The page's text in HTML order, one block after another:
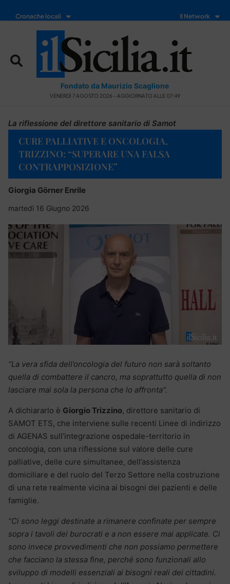
Cronache locali Il Network
Fondato da Maurizio Scaglione
VENERDÌ 7 AGOSTO 2026 - AGGIORNATO ALLE 07:49
La riflessione del direttore sanitario di Samot
CURE PALLIATIVE E ONCOLOGIA,
TRIZZINO: “SUPERARE UNA FALSA
CONTRAPPOSIZIONE”
Giorgia Görner Enrile
martedì 16 Giugno 2026
“La vera sfida dell’oncologia del futuro non sarà soltanto
quella di combattere il cancro, ma soprattutto quella di non
lasciare mai sola la persona che lo affronta”.
A dichiararlo è Giorgio Trizzino, direttore sanitario di
SAMOT ETS, che interviene sulle recenti Linee di indirizzo
di AGENAS sull’integrazione ospedale-territorio in
oncologia, con una riflessione sul valore delle cure
palliative, delle cure simultanee, dell’assistenza
domiciliare e del ruolo del Terzo Settore nella costruzione
di una rete realmente vicina ai bisogni dei pazienti e delle
famiglie.
“Ci sono leggi destinate a rimanere confinate per sempre
sopra i tavoli dei burocrati e a non essere mai applicate. Ci
sono invece provvedimenti che non possiamo permettere
che facciano la stessa fine, perché sono funzionali allo
sviluppo di modelli essenziali ai bisogni reali dei cittadini.